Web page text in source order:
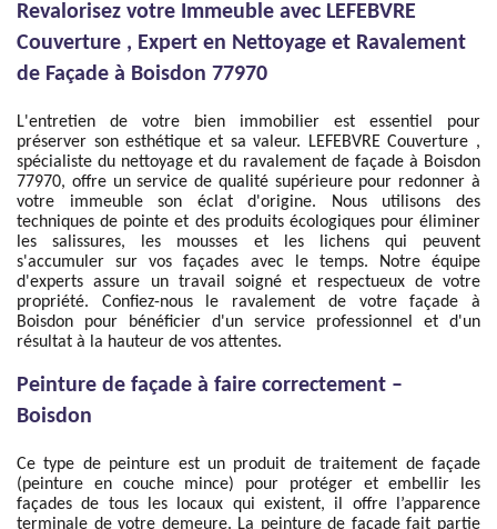
Revalorisez votre Immeuble avec LEFEBVRE
Couverture , Expert en Nettoyage et Ravalement
de Façade à Boisdon 77970
L'entretien de votre bien immobilier est essentiel pour
préserver son esthétique et sa valeur. LEFEBVRE Couverture ,
spécialiste du nettoyage et du ravalement de façade à Boisdon
77970, offre un service de qualité supérieure pour redonner à
votre immeuble son éclat d'origine. Nous utilisons des
techniques de pointe et des produits écologiques pour éliminer
les salissures, les mousses et les lichens qui peuvent
s'accumuler sur vos façades avec le temps. Notre équipe
d'experts assure un travail soigné et respectueux de votre
propriété. Confiez-nous le ravalement de votre façade à
Boisdon pour bénéficier d'un service professionnel et d'un
résultat à la hauteur de vos attentes.
Peinture de façade à faire correctement –
Boisdon
Ce type de peinture est un produit de traitement de façade
(peinture en couche mince) pour protéger et embellir les
façades de tous les locaux qui existent, il offre l’apparence
terminale de votre demeure. La peinture de façade fait partie